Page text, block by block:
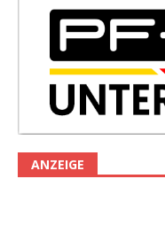
ANZEIGE